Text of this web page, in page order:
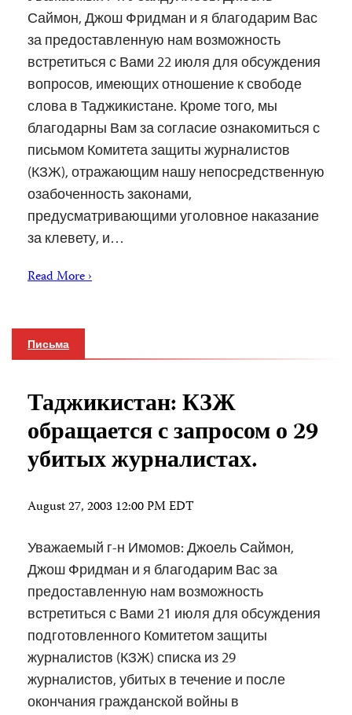
Саймон, Джош Фридман и я благодарим Вас
за предоставленную нам возможность
встретиться с Вами 22 июля для обсуждения
вопросов, имеющих отношение к свободе
слова в Таджикистане. Кроме того, мы
благодарны Вам за согласие ознакомиться с
письмом Комитета защиты журналистов
(КЗЖ), отражающим нашу непосредственную
озабоченность законами,
предусматривающими уголовное наказание
за клевету, и…
Read More ›
Письма
Таджикистан: КЗЖ
обращается с запросом о 29
убитых журналистах.
August 27, 2003 12:00 PM EDT
Уважаемый г-н Имомов: Джоель Саймон,
Джош Фридман и я благодарим Вас за
предоставленную нам возможность
встретиться с Вами 21 июля для обсуждения
подготовленного Комитетом защиты
журналистов (КЗЖ) списка из 29
журналистов, убитых в течение и после
окончания гражданской войны в